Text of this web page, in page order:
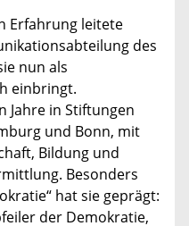
Erfahrung leitete
des
nun als
einbringt.
Jahre in Stiftungen
und Bonn, mit
Bildung und
Besonders
hat sie geprägt:
der Demokratie,